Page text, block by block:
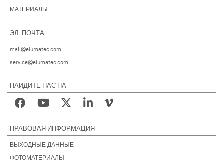
МАТЕРИАЛЫ
ЭЛ. ПОЧТА
mail@elumatec.com
service@elumatec.com
НАЙДИТЕ НАС НА
ПРАВОВАЯ ИНФОРМАЦИЯ
ВЫХОДНЫЕ ДАННЫЕ
ФОТОМАТЕРИАЛЫ